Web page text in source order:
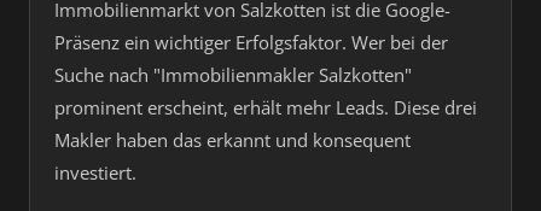
Immobilienmarkt von Salzkotten ist die Google-
Präsenz ein wichtiger Erfolgsfaktor. Wer bei der
Suche nach "Immobilienmakler Salzkotten"
prominent erscheint, erhält mehr Leads. Diese drei
Makler haben das erkannt und konsequent
investiert.